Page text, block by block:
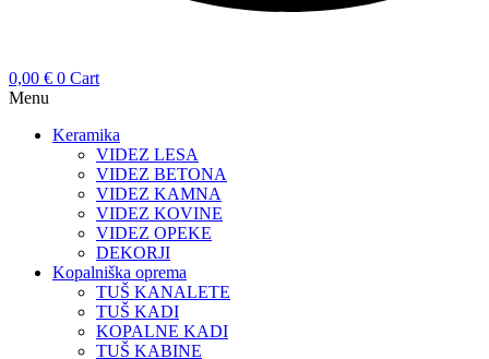
0,00 € 0 Cart
Menu
Keramika
VIDEZ LESA
VIDEZ BETONA
VIDEZ KAMNA
VIDEZ KOVINE
VIDEZ OPEKE
DEKORJI
Kopalniška oprema
TUŠ KANALETE
TUŠ KADI
KOPALNE KADI
TUŠ KABINE